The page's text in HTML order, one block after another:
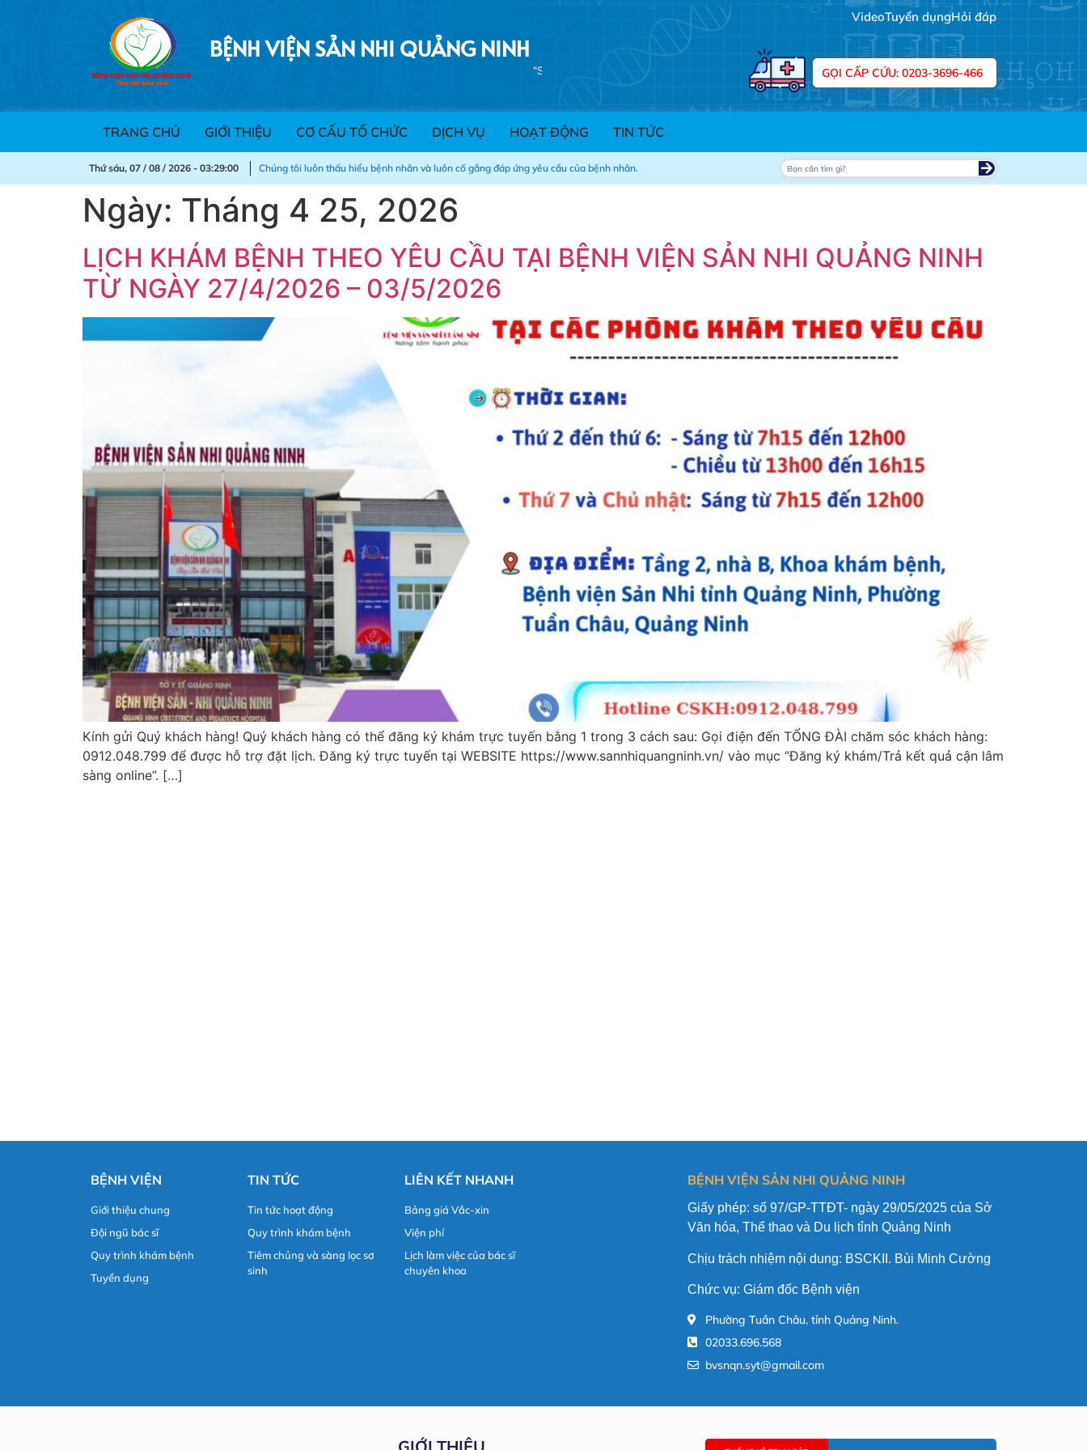
BỆNH VIỆN SẢN NHI QUẢNG NINH
khỏe của bạn- Trách nhiệm của chúng tôi !""
VideoTuyển dụngHỏi đáp
GỌI CẤP CỨU: 0203-3696-466
TRANG CHỦ GIỚI THIỆU CƠ CẤU TỔ CHỨC DỊCH VỤ HOẠT ĐỘNG TIN TỨC
Thứ sáu, 07 / 08 / 2026 - 03:29:00 Chúng tôi luôn thấu hiểu bệnh nhân và luôn cố gắng đáp ứng yêu cầu của bệnh nhân.
Ngày: Tháng 4 25, 2026
LỊCH KHÁM BỆNH THEO YÊU CẦU TẠI BỆNH VIỆN SẢN NHI QUẢNG NINH
TỪ NGÀY 27/4/2026 – 03/5/2026
Kính gửi Quý khách hàng! Quý khách hàng có thể đăng ký khám trực tuyến bằng 1 trong 3 cách sau: Gọi điện đến TỔNG ĐÀI chăm sóc khách hàng:
0912.048.799 để được hỗ trợ đặt lịch. Đăng ký trực tuyến tại WEBSITE https://www.sannhiquangninh.vn/ vào mục “Đăng ký khám/Trả kết quả cận lâm
sàng online”. […]
BỆNH VIỆN
Giới thiệu chung
Đội ngũ bác sĩ
Quy trình khám bệnh
Tuyển dụng
TIN TỨC
Tin tức hoạt động
Quy trình khám bệnh
Tiêm chủng và sàng lọc sơ
sinh
LIÊN KẾT NHANH
Bảng giá Vắc-xin
Viện phí
Lịch làm việc của bác sĩ
chuyên khoa
BỆNH VIỆN SẢN NHI QUẢNG NINH
Giấy phép: số 97/GP-TTĐT- ngày 29/05/2025 của Sở
Văn hóa, Thể thao và Du lịch tỉnh Quảng Ninh
Chịu trách nhiệm nội dung: BSCKII. Bùi Minh Cường
Chức vụ: Giám đốc Bệnh viện
Phường Tuần Châu, tỉnh Quảng Ninh.
02033.696.568
bvsnqn.syt@gmail.com